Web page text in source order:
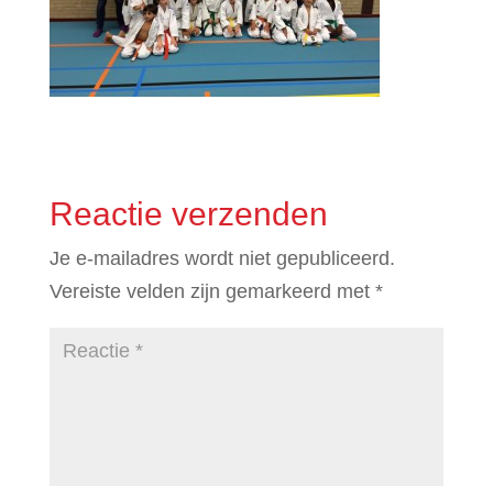
Reactie verzenden
Je e-mailadres wordt niet gepubliceerd.
Vereiste velden zijn gemarkeerd met *